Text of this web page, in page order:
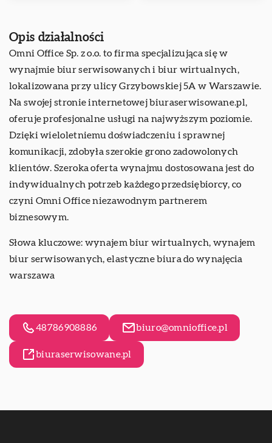
Opis działalności
Omni Office Sp. z o.o. to firma specjalizująca się w
wynajmie biur serwisowanych i biur wirtualnych,
lokalizowana przy ulicy Grzybowskiej 5A w Warszawie.
Na swojej stronie internetowej biuraserwisowane.pl,
oferuje profesjonalne usługi na najwyższym poziomie.
Dzięki wieloletniemu doświadczeniu i sprawnej
komunikacji, zdobyła szerokie grono zadowolonych
klientów. Szeroka oferta wynajmu dostosowana jest do
indywidualnych potrzeb każdego przedsiębiorcy, co
czyni Omni Office niezawodnym partnerem
biznesowym.
Słowa kluczowe: wynajem biur wirtualnych, wynajem
biur serwisowanych,elastyczne biura do wynajęcia
warszawa
48786908886 biuro@omnioffice.pl
biuraserwisowane.pl